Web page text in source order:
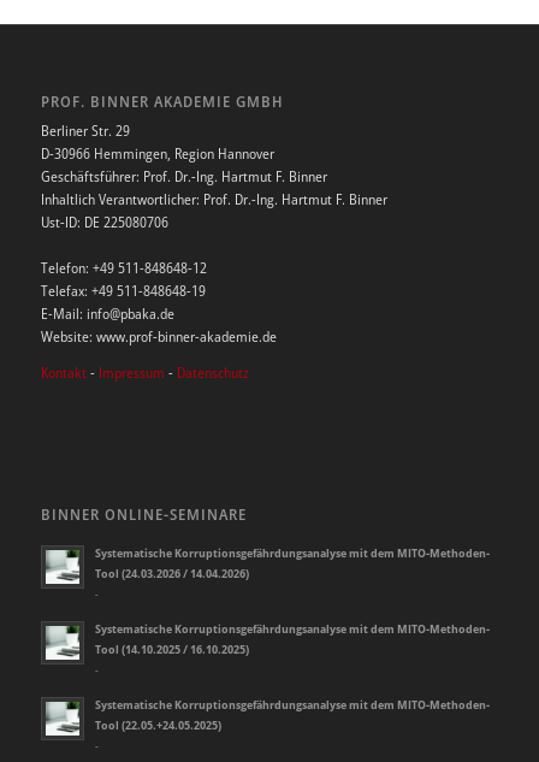
PROF. BINNER AKADEMIE GMBH
Berliner Str. 29
D-30966 Hemmingen, Region Hannover
Geschäftsführer: Prof. Dr.-Ing. Hartmut F. Binner
Inhaltlich Verantwortlicher: Prof. Dr.-Ing. Hartmut F. Binner
Ust-ID: DE 225080706
Telefon: +49 511-848648-12
Telefax: +49 511-848648-19
E-Mail: info@pbaka.de
Website: www.prof-binner-akademie.de
Kontakt - Impressum - Datenschutz
BINNER ONLINE-SEMINARE
Systematische Korruptionsgefährdungsanalyse mit dem MITO-Methoden-
Tool (24.03.2026 / 14.04.2026)
-
Systematische Korruptionsgefährdungsanalyse mit dem MITO-Methoden-
Tool (14.10.2025 / 16.10.2025)
-
Systematische Korruptionsgefährdungsanalyse mit dem MITO-Methoden-
Tool (22.05.+24.05.2025)
-